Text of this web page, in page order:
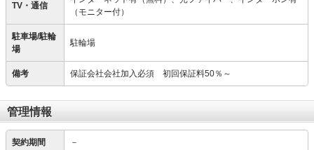
TV・通信
（モニター付）
駐車場/駐輪
場
駐輪場
備考 保証会社会社加入必須 初回保証料50％～
管理情報
契約期間 －